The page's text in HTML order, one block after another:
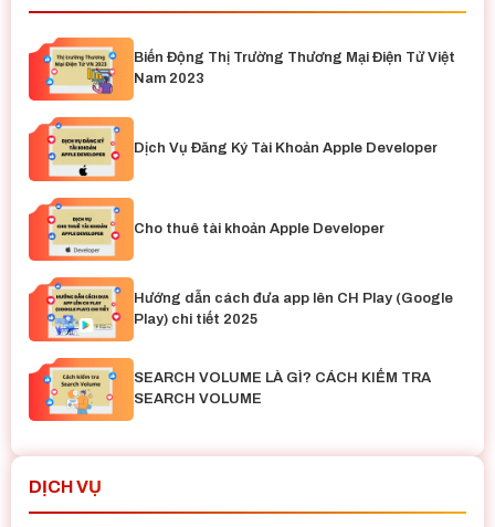
Biến Động Thị Trường Thương Mại Điện Tử Việt
Nam 2023
Dịch Vụ Đăng Ký Tài Khoản Apple Developer
Cho thuê tài khoản Apple Developer
Hướng dẫn cách đưa app lên CH Play (Google
Play) chi tiết 2025
SEARCH VOLUME LÀ GÌ? CÁCH KIỂM TRA
SEARCH VOLUME
DỊCH VỤ